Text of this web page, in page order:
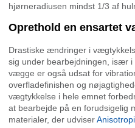
hjørneradiusen mindst 1/3 af
Oprethold en ensartet
Drastiske ændringer i
sig under bearbejdningen, især i
vægge er også udsat for
overfladefinishen og
vægtykkelse i hele emnet
at bearbejde på en forudsigelig
materialer, der udviserAnisotropi